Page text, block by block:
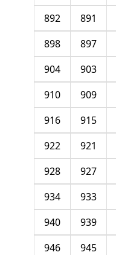
891
892
897
898
903
904
909
910
915
916
921
922
927
928
933
934
939
940
945
946